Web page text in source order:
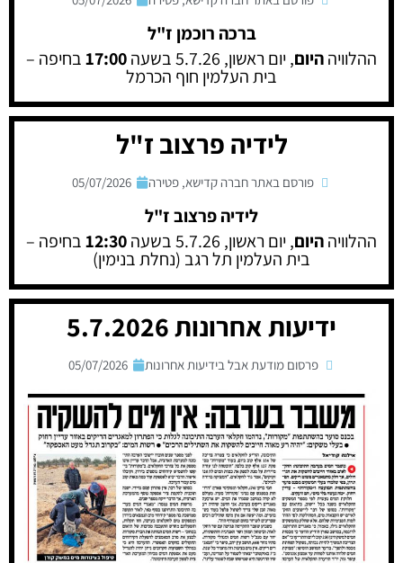
ברכה רוכמן ז"ל
ההלוויההיום, יום ראשון, 5.7.26 בשעה 17:00בחיפה –
בית העלמין חוף הכרמל
לידיה פרצוב ז"ל
פורסם באתר חברה קדישא, פטירה 05/07/2026
לידיה פרצוב ז"ל
ההלוויההיום, יום ראשון, 5.7.26 בשעה 12:30בחיפה –
בית העלמין תל רגב (נחלת בנימין)
ידיעות אחרונות 5.7.2026
פרסום מודעת אבל בידיעות אחרונות 05/07/2026